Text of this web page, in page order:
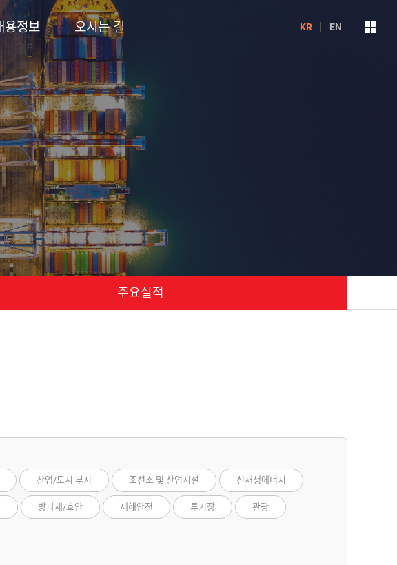
용정보 오시는 길 KR EN
주요실적
산업/도시 부지 조선소 및 산업시설 신재생에너지
방파제/호안 재해안전 투기장 관광